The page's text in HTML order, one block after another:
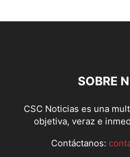
SOBRE
CSC Noticias es una
objetiva, veraz e
Contáctanos: